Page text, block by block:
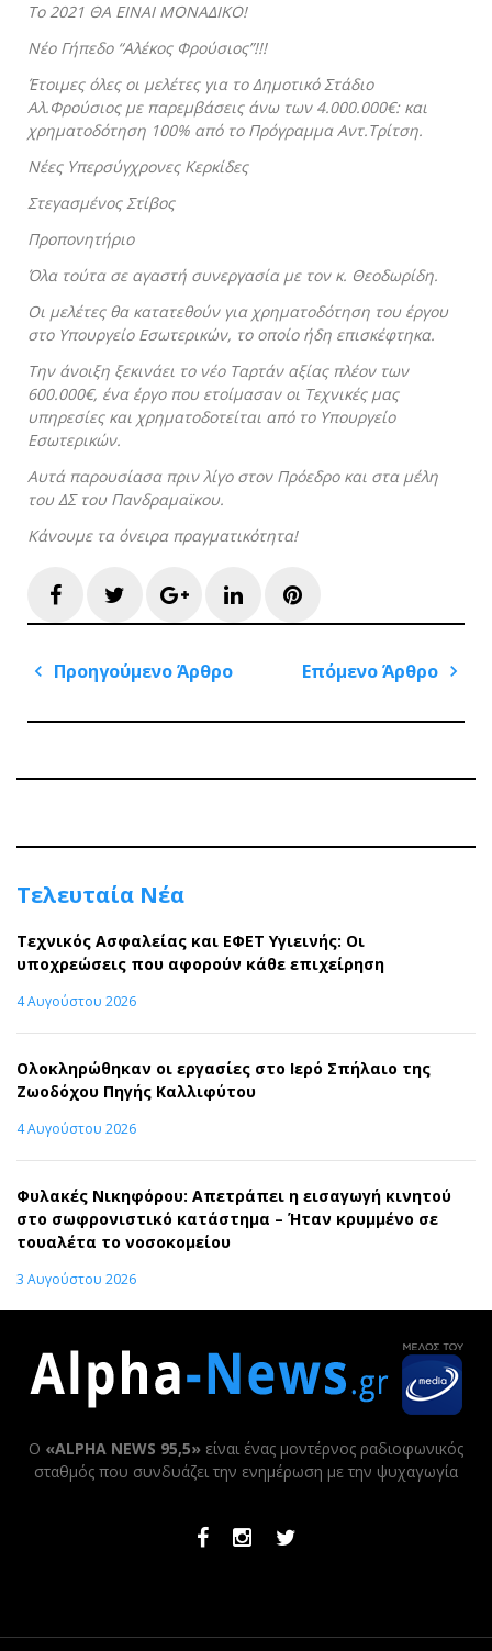
Το 2021 ΘΑ ΕΙΝΑΙ ΜΟΝΑΔΙΚΟ!
Νέο Γήπεδο “Αλέκος Φρούσιος”!!!
Έτοιμες όλες οι μελέτες για το Δημοτικό Στάδιο
Αλ.Φρούσιος με παρεμβάσεις άνω των 4.000.000€: και
χρηματοδότηση 100% από το Πρόγραμμα Αντ.Τρίτση.
Νέες Υπερσύγχρονες Κερκίδες
Στεγασμένος Στίβος
Προπονητήριο
Όλα τούτα σε αγαστή συνεργασία με τον κ. Θεοδωρίδη.
Οι μελέτες θα κατατεθούν για χρηματοδότηση του έργου
στο Υπουργείο Εσωτερικών, το οποίο ήδη επισκέφτηκα.
Την άνοιξη ξεκινάει το νέο Ταρτάν αξίας πλέον των
600.000€, ένα έργο που ετοίμασαν οι Τεχνικές μας
υπηρεσίες και χρηματοδοτείται από το Υπουργείο
Εσωτερικών.
Αυτά παρουσίασα πριν λίγο στον Πρόεδρο και στα μέλη
του ΔΣ του Πανδραμαϊκου.
Κάνουμε τα όνειρα πραγματικότητα!
FacebookTwitterGoogle+LinkedInPinterest
Πλοήγηση
Προηγούμενο Άρθρο
Επόμενο Άρθρο
Τελευταία Νέα
Τεχνικός Ασφαλείας και ΕΦΕΤ Υγιεινής: Οι
υποχρεώσεις που αφορούν κάθε επιχείρηση
4 Αυγούστου 2026
Ολοκληρώθηκαν οι εργασίες στο Ιερό Σπήλαιο της
Ζωοδόχου Πηγής Καλλιφύτου
4 Αυγούστου 2026
Φυλακές Νικηφόρου: Απετράπει η εισαγωγή κινητού
στο σωφρονιστικό κατάστημα – Ήταν κρυμμένο σε
τουαλέτα το νοσοκομείου
3 Αυγούστου 2026
Ο «ALPHA NEWS 95,5» είναι ένας μοντέρνος ραδιοφωνικός
σταθμός που συνδυάζει την ενημέρωση με την ψυχαγωγία
FacebookInstagramTwitter